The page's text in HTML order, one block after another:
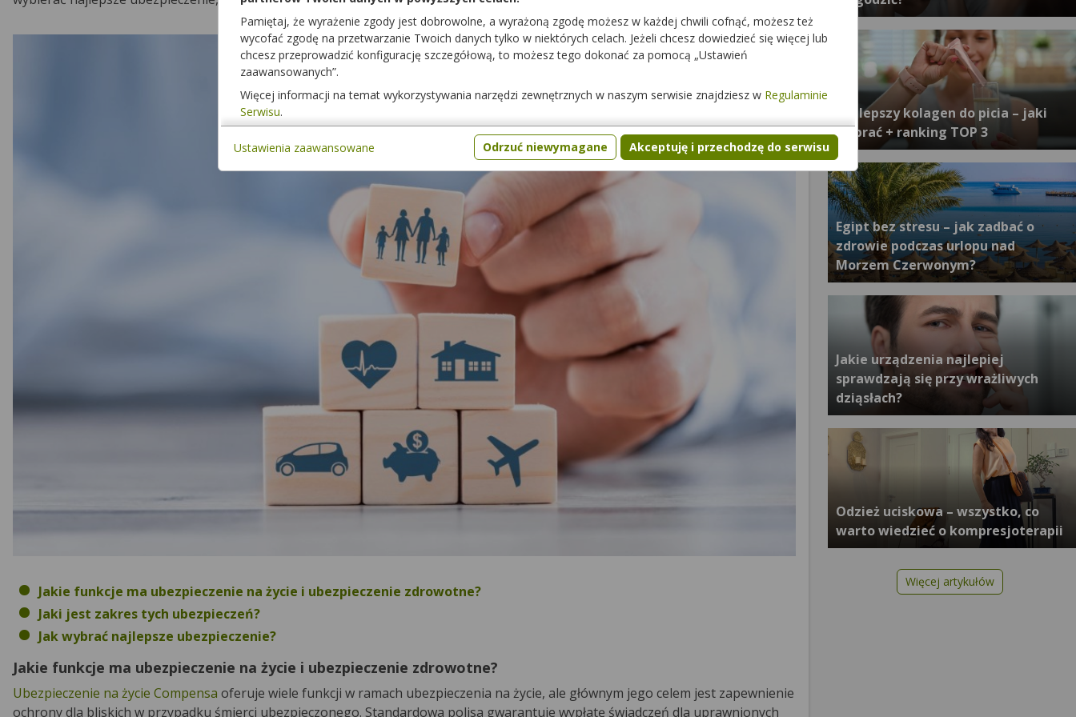
Jakie funkcje ma ubezpieczenie na życie i ubezpieczenie zdrowotne?
Jaki jest zakres tych ubezpieczeń?
Jak wybrać najlepsze ubezpieczenie?
Jakie funkcje ma ubezpieczenie na życie i ubezpieczenie zdrowotne?
Ubezpieczenie na życie Compensa oferuje wiele funkcji w ramach ubezpieczenia na życie, ale głównym jego celem jest zapewnienie
ochrony dla bliskich w przypadku śmierci ubezpieczonego. Standardowa polisa gwarantuje wypłatę świadczeń dla uprawnionych
Najlepszy kolagen do picia – jaki
wybrać + ranking TOP 3
Egipt bez stresu – jak zadbać o
zdrowie podczas urlopu nad
Morzem Czerwonym?
Jakie urządzenia najlepiej
sprawdzają się przy wrażliwych
dziąsłach?
Odzież uciskowa – wszystko, co
warto wiedzieć o kompresjoterapii
Więcej artykułów
Pamiętaj, że wyrażenie zgody jest dobrowolne, a wyrażoną zgodę możesz w każdej chwili cofnąć, możesz też
wycofać zgodę na przetwarzanie Twoich danych tylko w niektórych celach. Jeżeli chcesz dowiedzieć się więcej lub
chcesz przeprowadzić konfigurację szczegółową, to możesz tego dokonać za pomocą „Ustawień
zaawansowanych”.
Więcej informacji na temat wykorzystywania narzędzi zewnętrznych w naszym serwisie znajdziesz w Regulaminie
Serwisu.
Odrzuć niewymagane Akceptuję i przechodzę do serwisu
Ustawienia zaawansowane